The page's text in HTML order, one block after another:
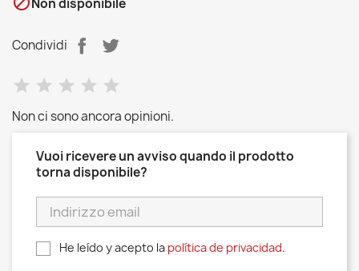
Condividi
Non ci sono ancora opinioni.
Vuoi ricevere un avviso quando il prodotto
torna disponibile?
He leído y acepto la política de privacidad.